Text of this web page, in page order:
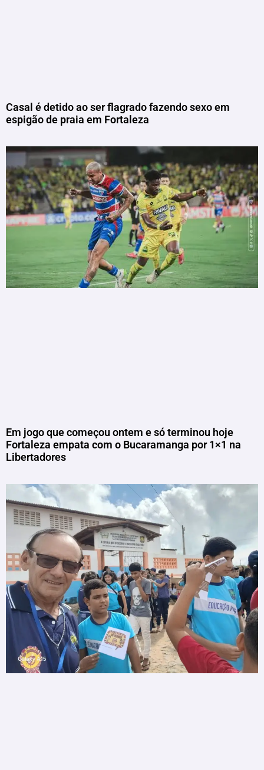
Casal é detido ao ser flagrado fazendo sexo em
espigão de praia em Fortaleza
Em jogo que começou ontem e só terminou hoje
Fortaleza empata com o Bucaramanga por 1×1 na
Libertadores